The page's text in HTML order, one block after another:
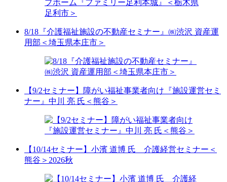
8/18『介護福祉施設の不動産セミナー』㈱渋沢 資産運
用部＜埼玉県本庄市＞
【9/2セミナー】障がい福祉事業者向け『施設運営セミ
ナー』中川 亮 氏＜熊谷＞
【10/14セミナー】小濱 道博 氏 介護経営セミナー＜
熊谷＞2026秋